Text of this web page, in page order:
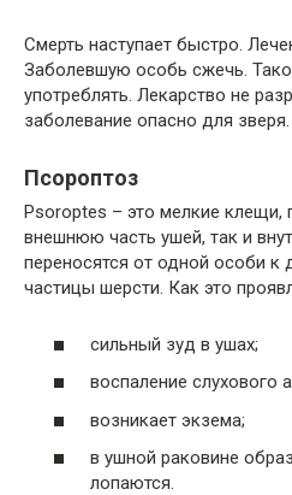
Смерть наступает быстро.
Заболевшую особь сжечь.
употреблять. Лекарство не
заболевание опасно для зверя.
Псороптоз
Psoroptes – это мелкие
внешнюю часть ушей, так и
переносятся от одной особи к
частицы шерсти. Как это
сильный зуд в ушах;
воспаление слухового
возникает экзема;
в ушной раковине
лопаются.